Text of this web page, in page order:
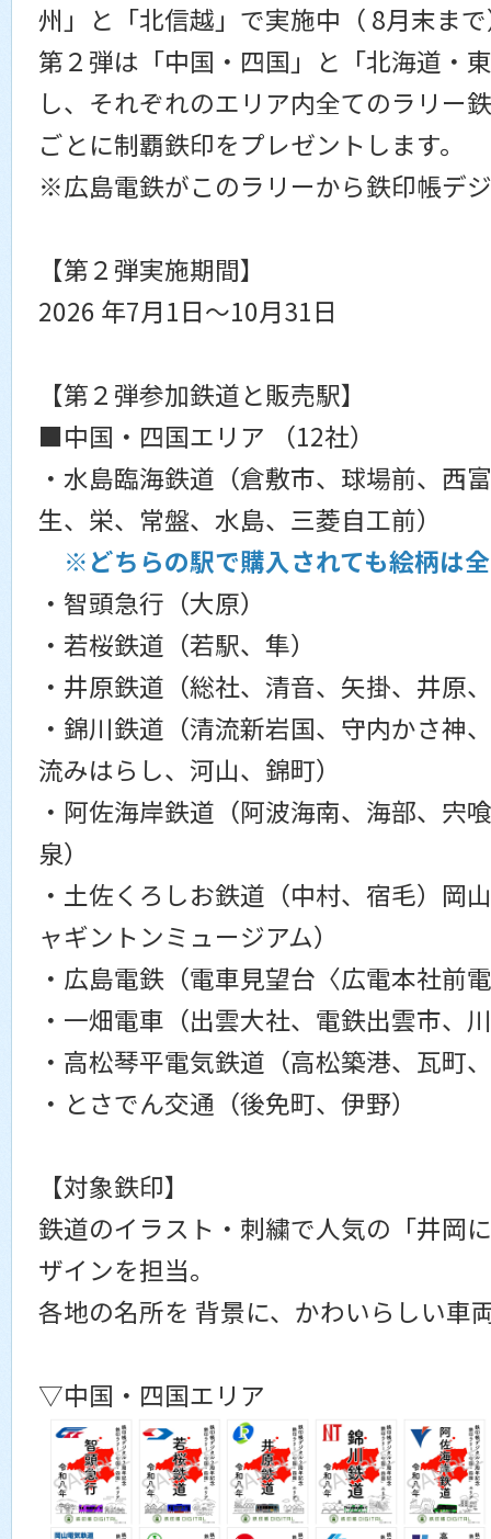
州」と「北信越」で実施中（ 8月末ま
第２弾は「中国・四国」と「北海道・
し、それぞれのエリア内全てのラリー
ごとに制覇鉄印をプレゼントします。
※広島電鉄がこのラリーから鉄印帳デ
【第２弾実施期間】
2026 年7月1日～10月31日
【第２弾参加鉄道と販売駅】
■中国・四国エリア （12社）
・水島臨海鉄道（倉敷市、球場前、西
生、栄、常盤、水島、三菱自工前）
※どちらの駅で購入されても絵柄は
・智頭急行（大原）
・若桜鉄道（若駅、隼）
・井原鉄道（総社、清音、矢掛、井原
・錦川鉄道（清流新岩国、守内かさ神
流みはらし、河山、錦町）
・阿佐海岸鉄道（阿波海南、海部、宍
泉）
・土佐くろしお鉄道（中村、宿毛）岡
ャギントンミュージアム）
・広島電鉄（電車見望台〈広電本社前
・一畑電車（出雲大社、電鉄出雲市、
・高松琴平電気鉄道（高松築港、瓦町
・とさでん交通（後免町、伊野）
【対象鉄印】
鉄道のイラスト・刺繍で人気の「井岡
ザインを担当。
各地の名所を 背景に、かわいらしい車
▽中国・四国エリア